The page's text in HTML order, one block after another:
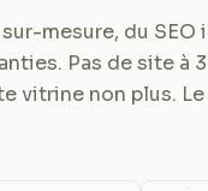
mesure, du SEO
Pas de site à
vitrine non plus.